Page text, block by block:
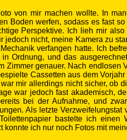
von mir machen wollte. In
Boden werfen, sodass es fast
Perspektive. Ich lieh mir
nicht, meine Kamera zu
verfangen hatte. Ich
Ordnung, und das
genauer. Nach
Cassetten aus dem
mir allerdings nicht sicher, ob
war jedoch fast akademisch,
bei der Aufnahme, und
Als letzte
bastelte ich einen
ich nur noch Fotos mit